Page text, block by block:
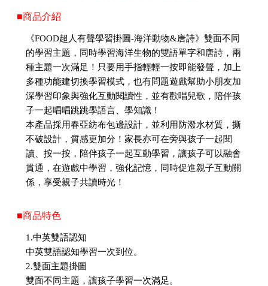
■商品介紹
《FOOD超人有聲學習掛圖-海洋動物&唐詩》雙面不同
的學習主題，同時學習海洋生物的雙語單字和唐詩，兩
種主題一次滿足！只要用手指輕輕一按即能發聲，加上
多種功能建切換學習模式，也有問題遊戲幫助小朋友加
深學習印象與強化互動閱讀性，並有歡唱兒歌，陪伴孩
子一起唱唱跳跳學語言、學知識！
本產品採用春亞紡布包邊設計，並利用防潑水材質，撕
不破設計，質感更加分！家長亦可在旁與孩子一起閱
讀、按一按，陪伴孩子一起互動學習，讓孩子可以融會
貫通，在遊戲中學習，強化記憶，同時促進親子互動關
係，享受親子共讀時光！
■商品特色
1.中英雙語認知
中英雙語認知學習一次到位。
2.雙面主題掛圖
雙面不同主題，讓孩子學習一次滿足。